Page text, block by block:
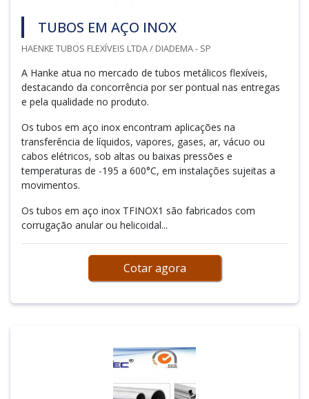
TUBOS EM AÇO INOX
HAENKE TUBOS FLEXÍVEIS LTDA / DIADEMA - SP
A Hanke atua no mercado de tubos metálicos flexíveis,
destacando da concorrência por ser pontual nas entregas
e pela qualidade no produto.
Os tubos em aço inox encontram aplicações na
transferência de líquidos, vapores, gases, ar, vácuo ou
cabos elétricos, sob altas ou baixas pressões e
temperaturas de -195 a 600°C, em instalações sujeitas a
movimentos.
Os tubos em aço inox TFINOX1 são fabricados com
corrugação anular ou helicoidal...
Cotar agora